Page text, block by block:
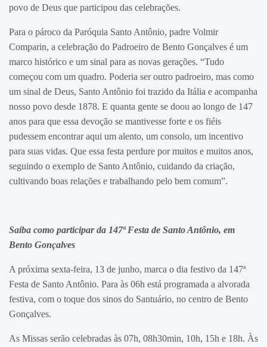
povo de Deus que participou das celebrações.
Para o pároco da Paróquia Santo Antônio, padre Volmir
Comparin, a celebração do Padroeiro de Bento Gonçalves é um
marco histórico e um sinal para as novas gerações. “Tudo
começou com um quadro. Poderia ser outro padroeiro, mas como
um sinal de Deus, Santo Antônio foi trazido da Itália e acompanha
nosso povo desde 1878. E quanta gente se doou ao longo de 147
anos para que essa devoção se mantivesse forte e os fiéis
pudessem encontrar aqui um alento, um consolo, um incentivo
para suas vidas. Que essa festa perdure por muitos e muitos anos,
seguindo o exemplo de Santo Antônio, cuidando da criação,
cultivando boas relações e trabalhando pelo bem comum”.
Saiba como participar da 147ª Festa de Santo Antônio, em
Bento Gonçalves
A próxima sexta-feira, 13 de junho, marca o dia festivo da 147ª
Festa de Santo Antônio. Para às 06h está programada a alvorada
festiva, com o toque dos sinos do Santuário, no centro de Bento
Gonçalves.
As Missas serão celebradas às 07h, 08h30min, 10h, 15h e 18h. Às